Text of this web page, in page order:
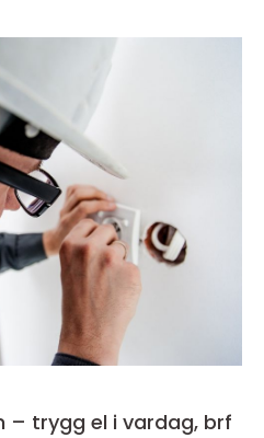
– trygg el i vardag, brf